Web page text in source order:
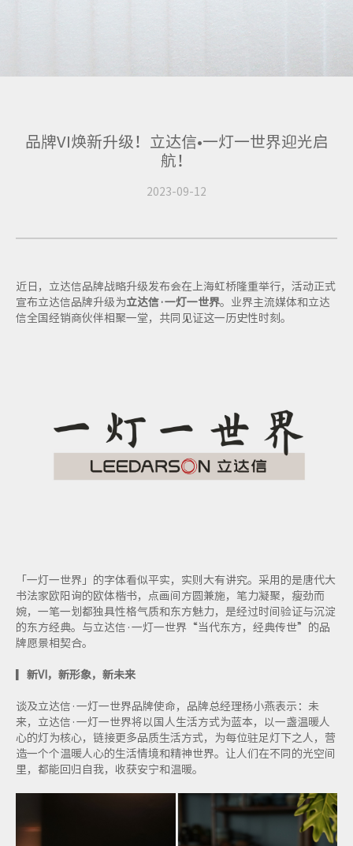
品牌VI焕新升级！立达信•一灯一世界迎光启
航！
2023-09-12
近日，立达信品牌战略升级发布会在上海虹桥隆重举行，活动正式
宣布立达信品牌升级为立达信·一灯一世界。业界主流媒体和立达
信全国经销商伙伴相聚一堂，共同见证这一历史性时刻。
「一灯一世界」的字体看似平实，实则大有讲究。采用的是唐代大
书法家欧阳询的欧体楷书，点画间方圆兼施，笔力凝聚，瘦劲而
婉，一笔一划都独具性格气质和东方魅力，是经过时间验证与沉淀
的东方经典。与立达信·一灯一世界“当代东方，经典传世”的品
牌愿景相契合。
新VI，新形象，新未来
谈及立达信·一灯一世界品牌使命，品牌总经理杨小燕表示：未
来，立达信·一灯一世界将以国人生活方式为蓝本，以一盏温暖人
心的灯为核心，链接更多品质生活方式，为每位驻足灯下之人，营
造一个个温暖人心的生活情境和精神世界。让人们在不同的光空间
里，都能回归自我，收获安宁和温暖。